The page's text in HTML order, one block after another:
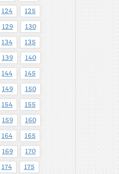
124 125
129 130
134 135
139 140
144 145
149 150
154 155
159 160
164 165
169 170
174 175